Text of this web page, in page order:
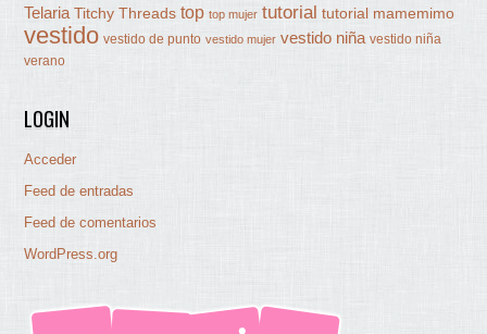
Telaria Titchy Threads top top mujer tutorial tutorial mamemimo
vestido vestido de punto vestido mujer vestido niña vestido niña
verano
LOGIN
Acceder
Feed de entradas
Feed de comentarios
WordPress.org